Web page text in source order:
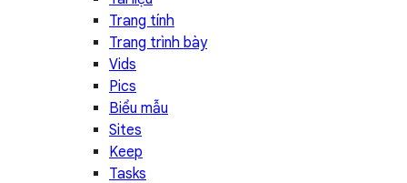
Trang tính
Trang trình bày
Vids
Pics
Biểu mẫu
Sites
Keep
Tasks